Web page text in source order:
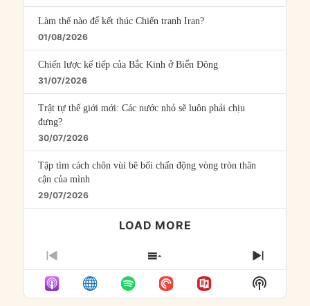
Làm thế nào để kết thúc Chiến tranh Iran?
01/08/2026
Chiến lược kế tiếp của Bắc Kinh ở Biển Đông
31/07/2026
Trật tự thế giới mới: Các nước nhỏ sẽ luôn phải chịu
đựng?
30/07/2026
Tập tìm cách chôn vùi bê bối chấn động vòng tròn thân
cận của mình
29/07/2026
LOAD MORE
PREVIOUS
EPISODE
SHOW
EPISODES
LIST
NEXT
Show
Podcast